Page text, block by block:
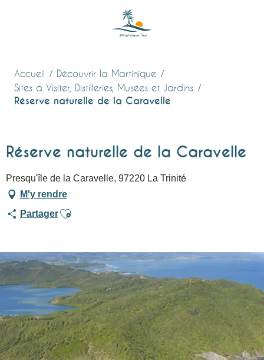
Accueil
Découvrir la Martinique
Sites à Visiter, Distilleries, Musées et Jardins
Réserve naturelle de la Caravelle
Réserve naturelle de la Caravelle
Presqu'île de la Caravelle, 97220 La Trinité
M'y rendre
PartagerAjouter aux favoris